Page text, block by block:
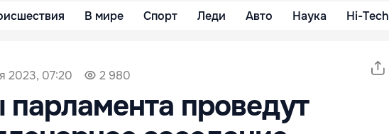
В мире Спорт Леди Авто Наука Hi-Tech
2023, 07:20 2 980
парламента проведут